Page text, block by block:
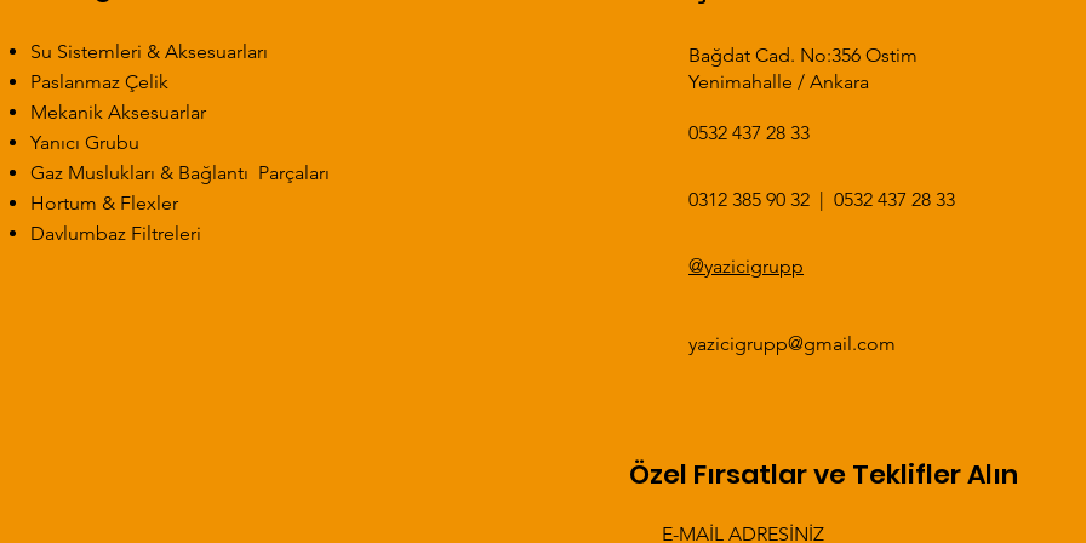
Arabası
200 x 70 Çift Göz Çift
Çift Göz Çift
Tablalı Evye
160 x 60 Çift Göz Çift
Su Sistemleri & Aksesuarları
Paslanmaz Çelik
Mekanik Aksesuarlar
Yanıcı Grubu
Gaz Muslukları & Bağlantı Parçaları
Hortum & Flexler
Davlumbaz Filtreleri
Bağdat Cad. No:356 Ostim
Yenimahalle / Ankara
0532 437 28 33
0312 385 90 32 |0532 437 28 33​​
@yazicigrupp
yazicigrupp@gmail.com
Özel Fırsatlar ve Teklifler Alın
E-MAİL ADRESİNİZ